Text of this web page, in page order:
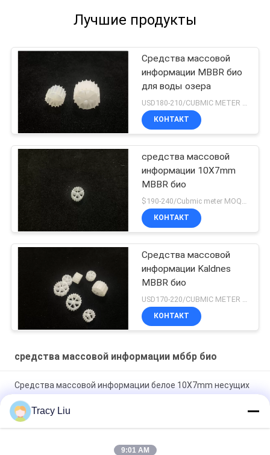
Лучшие продукты
Средства массовой
информации MBBR био
для воды озера
USD180-210/CUBMIC METER MOQ:1CubmicMeter
КОНТАКТ
средства массовой
информации 10X7mm
MBBR био
КОНТАКТ
Средства массовой
информации Kaldnes
MBBR био
КОНТАКТ
средства массовой информации мббр био
Средства массовой информации белое 10X7mm несущих
MBBR HDPE девственницы био био
Средства массовой информации фильтра двигая кровати
Tracy Liu
9:01 AM